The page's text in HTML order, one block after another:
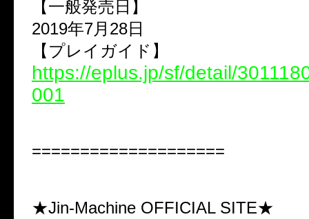
【一般発売日】
2019年7月28日
【プレイガイド】
https://eplus.jp/sf/detail/
001
====================
★Jin-Machine OFFICIAL SITE★